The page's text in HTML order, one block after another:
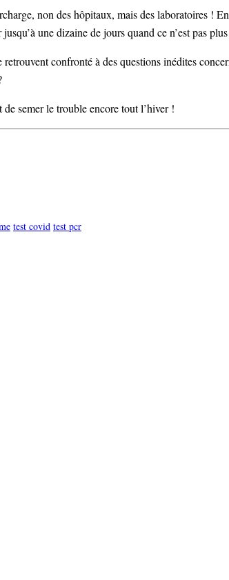
non des hôpitaux, mais des laboratoires !
une dizaine de jours quand ce n’est pas
confronté à des questions inédites
semer le trouble encore tout l’hiver !
test covid test pcr